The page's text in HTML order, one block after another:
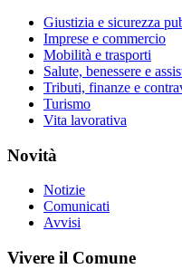
Giustizia e sicurezza
Imprese e commercio
Mobilità e trasporti
Salute, benessere e
Tributi, finanze e
Turismo
Vita lavorativa
Novità
Notizie
Comunicati
Avvisi
Vivere il Comune